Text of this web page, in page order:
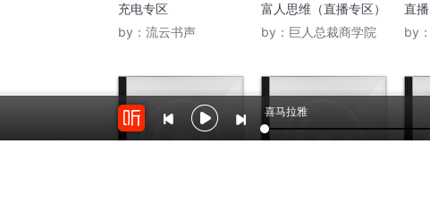
充电专区
by： 流云书声
富人思维（直播专区）
by： 巨人总裁商学院
直
by：
喜马拉雅